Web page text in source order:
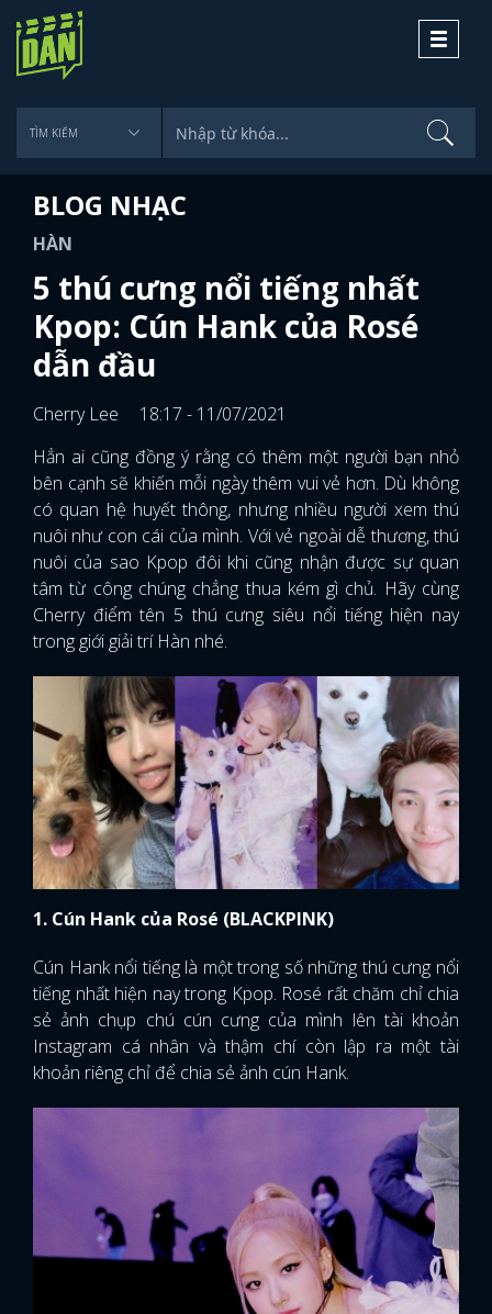
Toggle
BLOG NHẠC
HÀN
5 thú cưng nổi tiếng nhất
Kpop: Cún Hank của Rosé
dẫn đầu
Cherry Lee
18:17 - 11/07/2021
Hẳn ai cũng đồng ý rằng có thêm một người bạn nhỏ
bên cạnh sẽ khiến mỗi ngày thêm vui vẻ hơn. Dù không
có quan hệ huyết thông, nhưng nhiều người xem thú
nuôi như con cái của mình. Với vẻ ngoài dễ thương, thú
nuôi của sao Kpop đôi khi cũng nhận được sự quan
tâm từ công chúng chẳng thua kém gì chủ. Hãy cùng
Cherry điểm tên 5 thú cưng siêu nổi tiếng hiện nay
trong giới giải trí Hàn nhé.
1. Cún Hank của Rosé (BLACKPINK)
Cún Hank nổi tiếng là một trong số những thú cưng nổi
tiếng nhất hiện nay trong Kpop. Rosé rất chăm chỉ chia
sẻ ảnh chụp chú cún cưng của mình lên tài khoản
Instagram cá nhân và thậm chí còn lập ra một tài
khoản riêng chỉ để chia sẻ ảnh cún Hank.